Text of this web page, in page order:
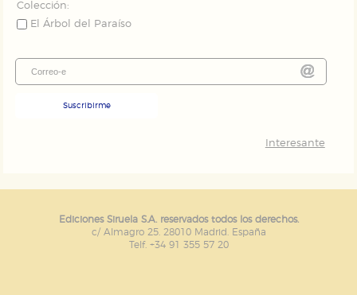
Colección:
El Árbol del Paraíso
Suscribirme
Interesante
Ediciones Siruela S.A. reservados todos los derechos.
c/ Almagro 25. 28010 Madrid. España
Telf. +34 91 355 57 20